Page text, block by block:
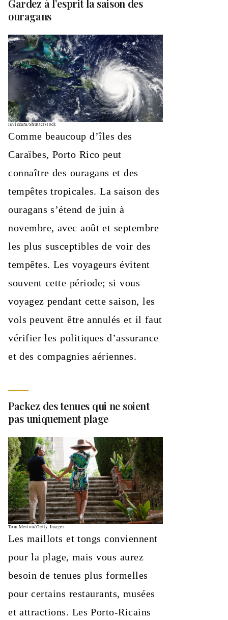
Gardez à l’esprit la saison des
ouragans
lavizzara/Shutterstock
Comme beaucoup d’îles des
Caraïbes, Porto Rico peut
connaître des ouragans et des
tempêtes tropicales. La saison des
ouragans s’étend de juin à
novembre, avec août et septembre
les plus susceptibles de voir des
tempêtes. Les voyageurs évitent
souvent cette période; si vous
voyagez pendant cette saison, les
vols peuvent être annulés et il faut
vérifier les politiques d’assurance
et des compagnies aériennes.
Packez des tenues qui ne soient
pas uniquement plage
Tom Merton/Getty Images
Les maillots et tongs conviennent
pour la plage, mais vous aurez
besoin de tenues plus formelles
pour certains restaurants, musées
et attractions. Les Porto-Ricains